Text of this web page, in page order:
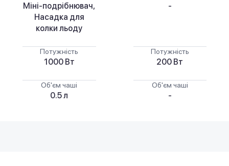
Міні-подрібнювач,
Насадка для
колки льоду
Потужність
1000 Вт
Об'єм чаші
0.5 л
-
Потужність
200 Вт
Об'єм чаші
-